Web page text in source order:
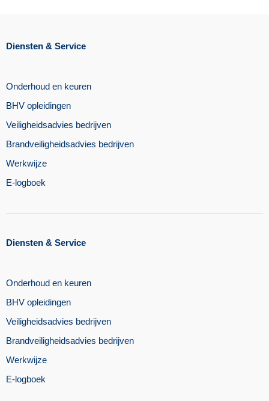
Diensten & Service
Onderhoud en keuren
BHV opleidingen
Veiligheidsadvies bedrijven
Brandveiligheidsadvies bedrijven
Werkwijze
E-logboek
Diensten & Service
Onderhoud en keuren
BHV opleidingen
Veiligheidsadvies bedrijven
Brandveiligheidsadvies bedrijven
Werkwijze
E-logboek